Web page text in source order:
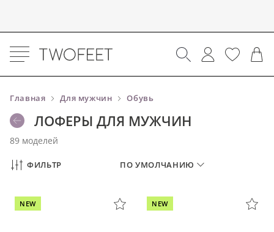
Главная Для мужчин Обувь
ЛОФЕРЫ ДЛЯ МУЖЧИН
89 моделей
ПО УМОЛЧАНИЮ
ФИЛЬТР
NEW NEW